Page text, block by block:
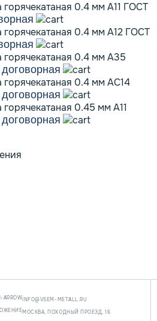
горячекатаная 0.4 мм А11 ГОСТ
горячекатаная 0.4 мм А12 ГОСТ
горячекатаная 0.4 мм А35
договорная
горячекатаная 0.4 мм АС14
договорная
0.45 мм А11
договорная
INFO@VSEM-METALL.RU
МОСКВА, ПОХОДНЫЙ ПРОЕЗД, 16